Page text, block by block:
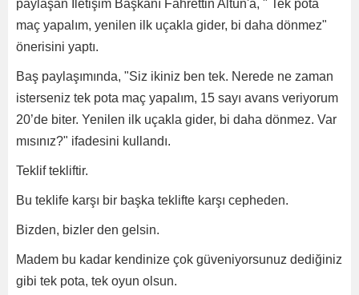
paylaşan İletişim Başkanı Fahrettin Altun'a, " Tek pota
maç yapalım, yenilen ilk uçakla gider, bi daha dönmez"
önerisini yaptı.
Baş paylaşımında, "Siz ikiniz ben tek. Nerede ne zaman
isterseniz tek pota maç yapalım, 15 sayı avans veriyorum
20’de biter. Yenilen ilk uçakla gider, bi daha dönmez. Var
mısınız?" ifadesini kullandı.
Teklif tekliftir.
Bu teklife karşı bir başka teklifte karşı cepheden.
Bizden, bizler den gelsin.
Madem bu kadar kendinize çok güveniyorsunuz dediğiniz
gibi tek pota, tek oyun olsun.